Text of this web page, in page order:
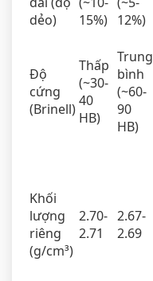
dẻo)
15%) 12%)
Độ
cứng
(Brinell)
Thấp
(~30-
40
HB)
Trung
bình
(~60-
90
HB)
Khối
lượng
riêng
(g/cm³)
2.70-
2.71
2.67-
2.69